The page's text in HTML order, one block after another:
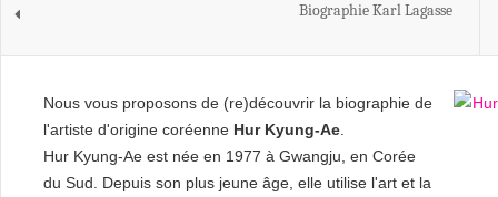
Biographie Karl Lagasse
Nous vous proposons de (re)découvrir la biographie de
l'artiste d'origine coréenne Hur Kyung-Ae
Hur Kyung-Ae est née en 1977 à Gwangju, en Corée
du Sud. Depuis son plus jeune âge, elle utilise l'art et la